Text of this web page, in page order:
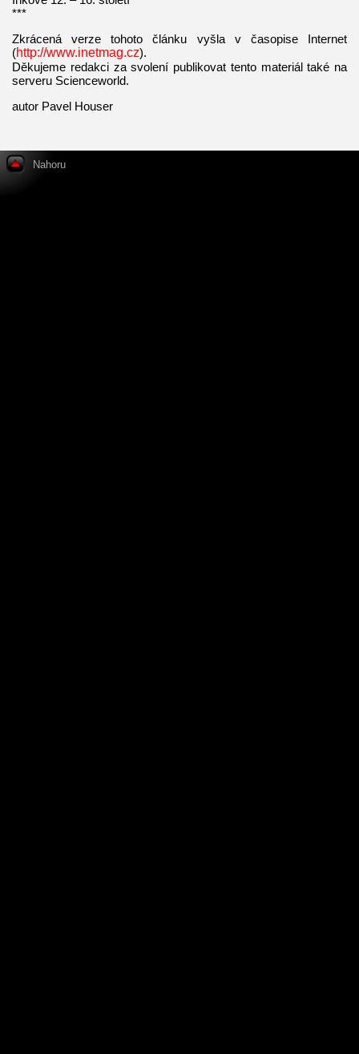
***
Zkrácená verze tohoto článku vyšla v časopise Internet
(http://www.inetmag.cz).
Děkujeme redakci za svolení publikovat tento materiál také na
serveru Scienceworld.
autor Pavel Houser
Nahoru